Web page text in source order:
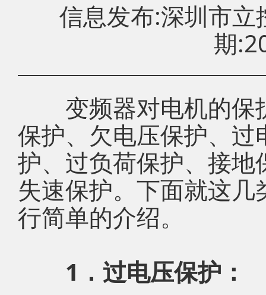
信息发布:深圳市
期
变频器对电机的保
保护、欠电压保护、
护、过负荷保护、接
失速保护。下面就这
行简单的介绍。
1．过电压保护：